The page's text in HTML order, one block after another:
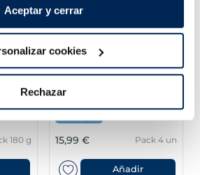
Aceptar y cerrar
cookies
Rechazar
180 g
MSC Premium
15,99 € Pack 4 un
Añadir